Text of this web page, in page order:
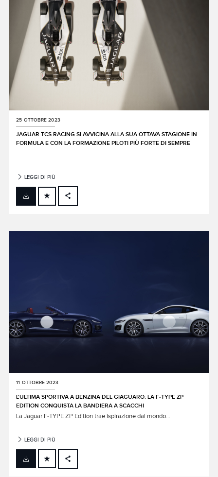
25 OTTOBRE 2023
JAGUAR TCS RACING SI AVVICINA ALLA SUA OTTAVA STAGIONE IN
FORMULA E CON LA FORMAZIONE PILOTI PIÙ FORTE DI SEMPRE
LEGGI DI PIÙ
FACEBOOK
11 OTTOBRE 2023
L'ULTIMA SPORTIVA A BENZINA DEL GIAGUARO: LA F‑TYPE ZP
EDITION CONQUISTA LA BANDIERA A SCACCHI
La Jaguar F‑TYPE ZP Edition trae ispirazione dal mondo...
LEGGI DI PIÙ
FACEBOOK